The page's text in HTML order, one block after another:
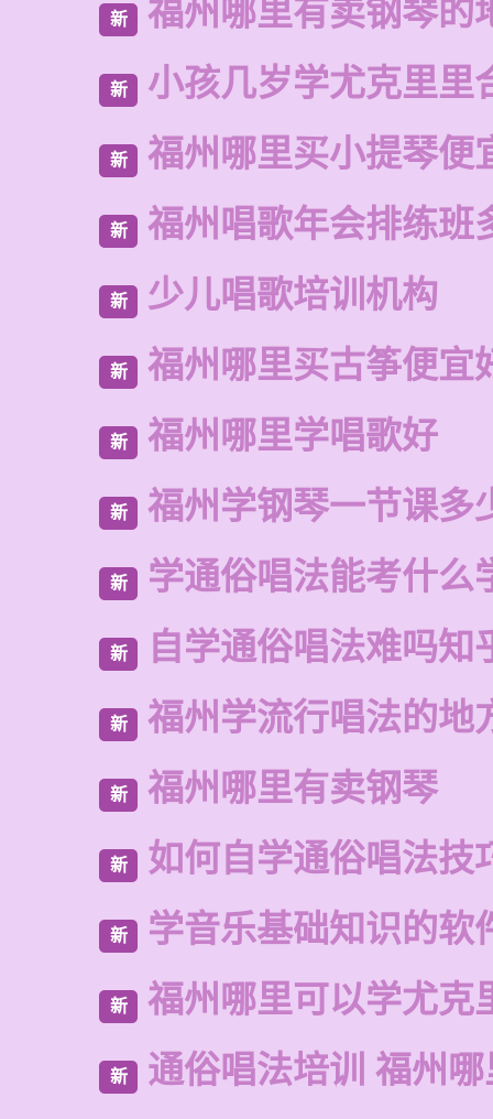
新 福州哪里有卖钢琴的
新 小孩几岁学尤克里里
新 福州哪里买小提琴便
新 福州唱歌年会排练班
新 少儿唱歌培训机构
新 福州哪里买古筝便宜
新 福州哪里学唱歌好
新 福州学钢琴一节课多
新 学通俗唱法能考什么
新 自学通俗唱法难吗知
新 福州学流行唱法的地
新 福州哪里有卖钢琴
新 如何自学通俗唱法技
新 学音乐基础知识的软
新 福州哪里可以学尤克
新 通俗唱法培训 福州